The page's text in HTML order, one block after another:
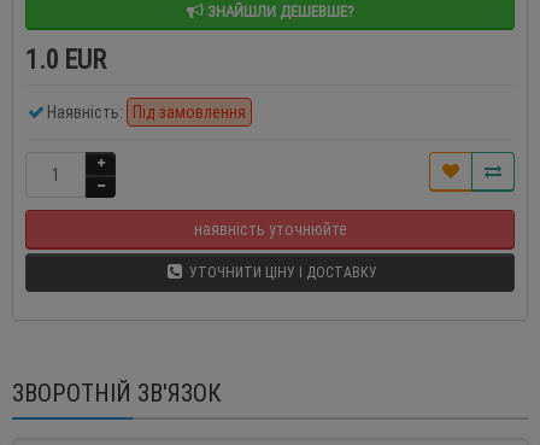
ЗНАЙШЛИ ДЕШЕВШЕ?
1.0 EUR
Наявність: Під замовлення
наявність уточнюйте
УТОЧНИТИ ЦІНУ І ДОСТАВКУ
ЗВОРОТНІЙ ЗВ'ЯЗОК